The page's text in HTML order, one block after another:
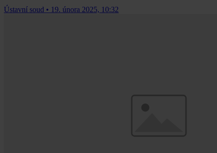
Ústavní soud • 19. února 2025, 10:32